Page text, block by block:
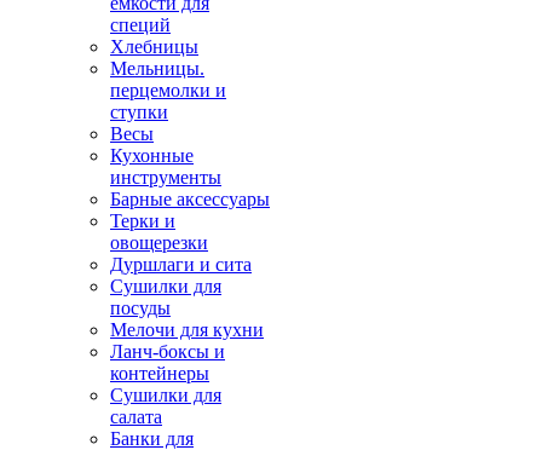
специй
Хлебницы
Мельницы.
перцемолки и
ступки
Весы
Кухонные
инструменты
Барные аксессуары
Терки и
овощерезки
Дуршлаги и сита
Сушилки для
посуды
Мелочи для кухни
Ланч-боксы и
контейнеры
Сушилки для
салата
Банки для